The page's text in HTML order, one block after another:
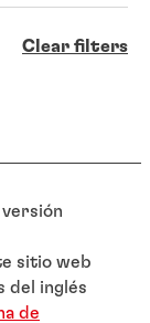
Clear filters
sitio web
del inglés
de